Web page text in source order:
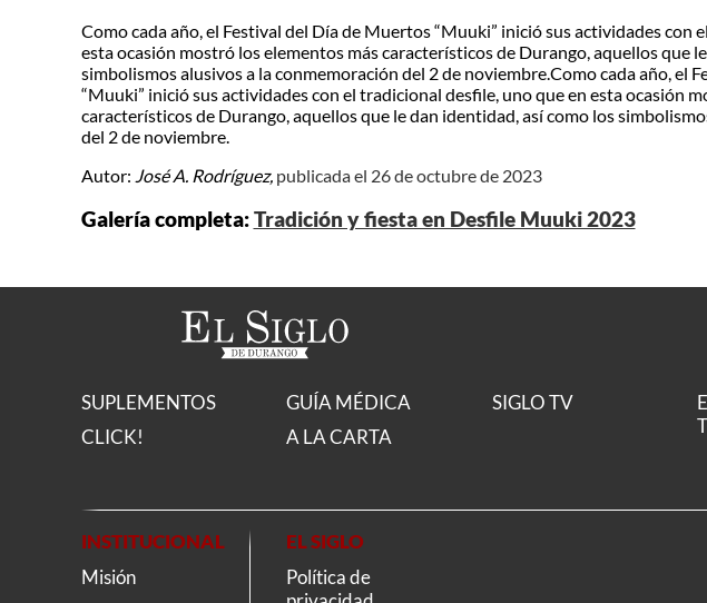
Como cada año, el Festival del Día de Muertos “Muuki” inició sus actividades con
esta ocasión mostró los elementos más característicos de Durango, aquellos que
simbolismos alusivos a la conmemoración del 2 de noviembre.Como cada año, el
“Muuki” inició sus actividades con el tradicional desfile, uno que en esta ocasión
característicos de Durango, aquellos que le dan identidad, así como los
del 2 de noviembre.
Autor: José A. Rodríguez, publicada el 26 de octubre de 2023
Galería completa:Tradición y fiesta en Desfile Muuki 2023
SUPLEMENTOS
CLICK!
GUÍA MÉDICA
A LA CARTA
SIGLO TV
INSTITUCIONAL
Misión
EL SIGLO
Política de